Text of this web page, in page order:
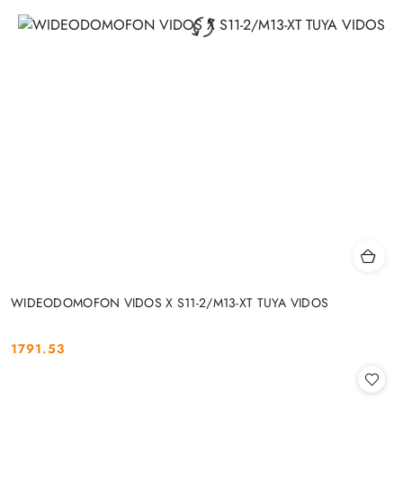
WIDEODOMOFON VIDOS X S11-2/M13-XT TUYA VIDOS
Cena:
1791.53